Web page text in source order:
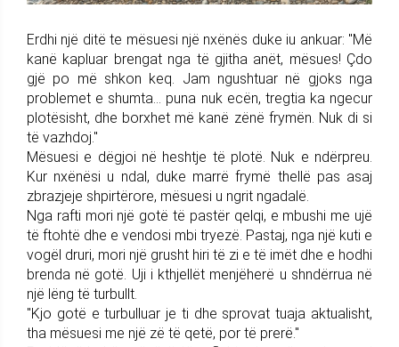
Erdhi një ditë te mësuesi një nxënës duke iu ankuar: "Më
kanë kapluar brengat nga të gjitha anët, mësues! Çdo
gjë po më shkon keq. Jam ngushtuar në gjoks nga
problemet e shumta... puna nuk ecën, tregtia ka ngecur
plotësisht, dhe borxhet më kanë zënë frymën. Nuk di si
të vazhdoj."
Mësuesi e dëgjoi në heshtje të plotë. Nuk e ndërpreu.
Kur nxënësi u ndal, duke marrë frymë thellë pas asaj
zbrazjeje shpirtërore, mësuesi u ngrit ngadalë.
Nga rafti mori një gotë të pastër qelqi, e mbushi me ujë
të ftohtë dhe e vendosi mbi tryezë. Pastaj, nga një kuti e
vogël druri, mori një grusht hiri të zi e të imët dhe e hodhi
brenda në gotë. Uji i kthjellët menjëherë u shndërrua në
një lëng të turbullt.
"Kjo gotë e turbulluar je ti dhe sprovat tuaja aktualisht,
tha mësuesi me një zë të qetë, por të prerë."